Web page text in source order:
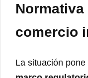
comercio
La situación